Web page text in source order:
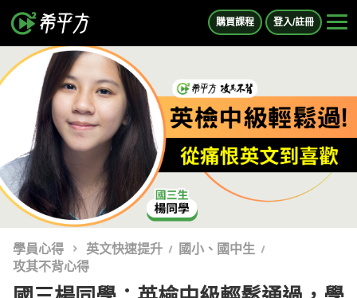
購買課程 登入/註冊
學員心得 英文快速提升
國小、國中生
攻其不背心得